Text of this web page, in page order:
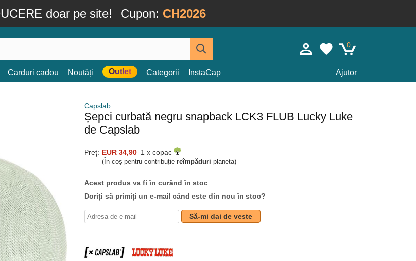
doar pe site! Cupon: CH2026
0
Carduri cadou Noutăți Outlet Categorii InstaCap Ajutor
Capslab
Șepci curbată negru snapback LCK3 FLUB Lucky Luke
de Capslab
Preţ: EUR 34,90 1 x copac
(În coș pentru contribuție reîmpăduri planeta)
Acest produs va fi în curând în stoc
Doriți să primiți un e-mail când este din nou în stoc?
Să-mi dai de veste